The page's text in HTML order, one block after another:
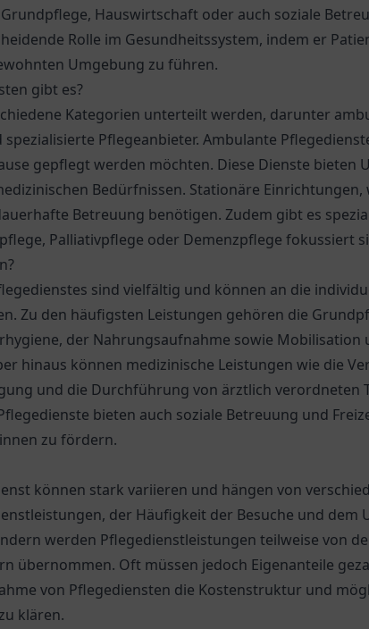
Hauswirtschaft oder auch soziale
Rolle im Gesundheitssystem, indem er
Umgebung zu führen.
gibt es?
Kategorien unterteilt werden, darunter
Pflegeanbieter. Ambulante
gepflegt werden möchten. Diese Dienste bieten
Bedürfnissen. Stationäre Einrichtungen,
Betreuung benötigen. Zudem gibt es
Palliativpflege oder Demenzpflege fokussiert
sind vielfältig und können an die
Zu den häufigsten Leistungen gehören die
der Nahrungsaufnahme sowie Mobilisation
hinaus können medizinische Leistungen wie die
und die Durchführung von ärztlich verordneten
bieten auch soziale Betreuung und
zu fördern.
können stark variieren und hängen von
der Häufigkeit der Besuche und dem
werden Pflegedienstleistungen teilweise von
übernommen. Oft müssen jedoch Eigenanteile
von Pflegediensten die Kostenstruktur und
klären.